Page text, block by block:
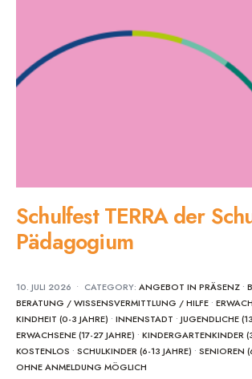
Schulfest TERRA der
Pädagogium
10. JULI 2026 • CATEGORY: ANGEBOT IN PRÄSENZ •
BERATUNG / WISSENSVERMITTLUNG / HILFE •
KINDHEIT (0-3 JAHRE) • INNENSTADT •JUGENDLICHE
ERWACHSENE (17-27 JAHRE) • KINDERGARTENKINDER
KOSTENLOS • SCHULKINDER (6-13 JAHRE) • SENIOREN
OHNE ANMELDUNG MÖGLICH